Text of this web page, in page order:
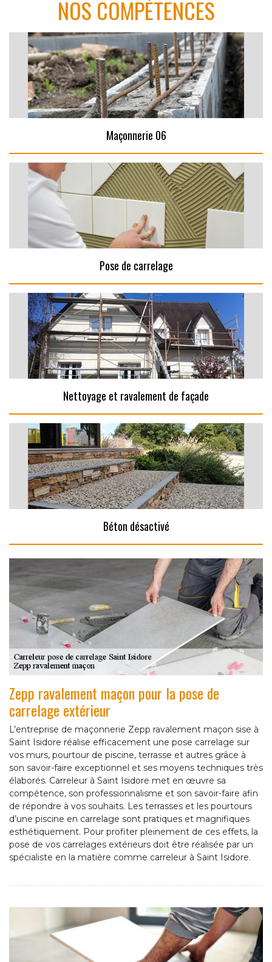
NOS COMPÉTENCES
Maçonnerie 06
Pose de carrelage
Nettoyage et ravalement de façade
Béton désactivé
Zepp ravalement maçon pour la pose de
carrelage extérieur
L’entreprise de maçonnerie Zepp ravalement maçon sise à
Saint Isidore réalise efficacement une pose carrelage sur
vos murs, pourtour de piscine, terrasse et autres grâce à
son savoir-faire exceptionnel et ses moyens techniques très
élaborés. Carreleur à Saint Isidore met en œuvre sa
compétence, son professionnalisme et son savoir-faire afin
de répondre à vos souhaits. Les terrasses et les pourtours
d’une piscine en carrelage sont pratiques et magnifiques
esthétiquement. Pour profiter pleinement de ces effets, la
pose de vos carrelages extérieurs doit être réalisée par un
spécialiste en la matière comme carreleur à Saint Isidore.